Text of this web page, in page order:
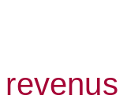
revenus